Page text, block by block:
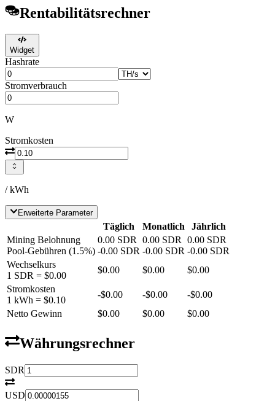
Rentabilitätsrechner
Widget
Hashrate
Stromverbrauch
W
Stromkosten
/ kWh
Erweiterte Parameter
Täglich Monatlich
Jährlich
Mining Belohnung
Pool-Gebühren (1.5%)
0.00 SDR
-0.00 SDR
0.00 SDR
-0.00 SDR
0.00 SDR
-0.00 SDR
Wechselkurs
1 SDR = $0.00
$0.00 $0.00
$0.00
Stromkosten
1 kWh = $0.10
-$0.00 -$0.00 -$0.00
Netto Gewinn
$0.00 $0.00 $0.00
Währungsrechner
SDR
USD